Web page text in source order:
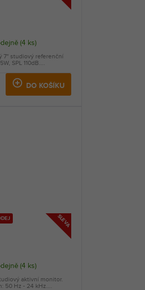
(4 ks)
DO KOŠÍKU
7" studiový referenční
SPL 110dB....
SLEVA
(4 ks)
aktivní monitor.
50 Hz - 24 kHz....